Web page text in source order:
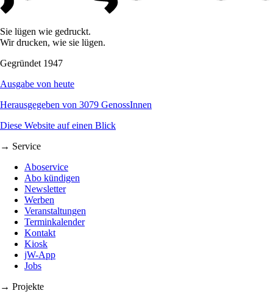
Sie lügen wie gedruckt.
Wir drucken, wie sie lügen.
Gegründet 1947
Ausgabe von heute
Herausgegeben von 3079 GenossInnen
Diese Website auf einen Blick
→ Service
Aboservice
Abo kündigen
Newsletter
Werben
Veranstaltungen
Terminkalender
Kontakt
Kiosk
jW-App
Jobs
→ Projekte